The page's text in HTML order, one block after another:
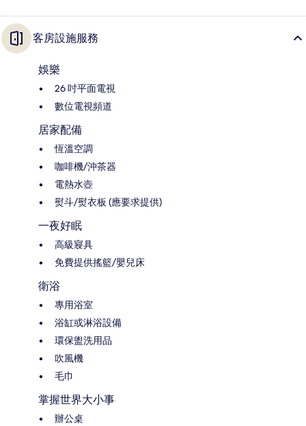
客房設施服務
娛樂
26 吋平面電視
數位電視頻道
居家配備
恆溫空調
咖啡機/沖茶器
電熱水壺
熨斗/熨衣板 (應要求提供)
一夜好眠
高級寢具
免費提供搖籃/嬰兒床
衛浴
專用浴室
浴缸或淋浴設備
環保盥洗用品
吹風機
毛巾
掌握世界大小事
辦公桌